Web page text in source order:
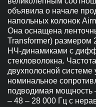
объявила о начале
напольных колонок
Она оснащена
Transformer) размером
НЧ-динамиками с
стекловолокна.
двухполосной системе
номинальное
подводимая мощность
– 48 – 28 000 Гц с